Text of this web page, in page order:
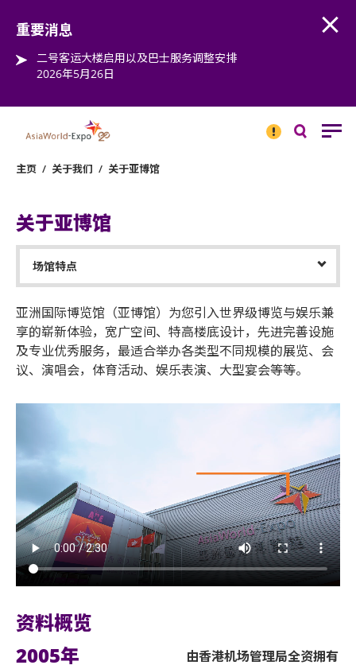
重要消息
二号客运大楼启用以及巴士服务调整安排
2026年5月26日
消息
主页 / 关于我们 / 关于亚博馆
关于亚博馆
​亚洲国际博览馆（亚博馆）为您引入世界级博览与娱乐兼
享的崭新体验，宽广空间、特高楼底设计，先进完善设施
及专业优秀服务，最适合举办各类型不同规模的展览、会
议、演唱会，体育活动、娱乐表演、大型宴会等等。
资料概览
2005年
由香港机场管理局全资拥有